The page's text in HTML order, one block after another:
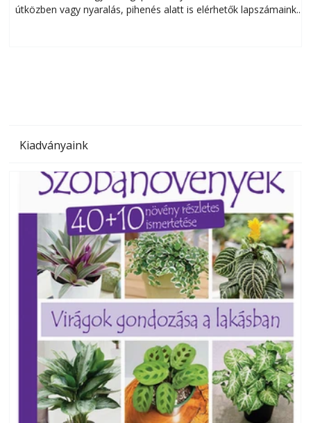
útközben vagy nyaralás, pihenés alatt is elérhetők lapszámaink.
Kiadványaink